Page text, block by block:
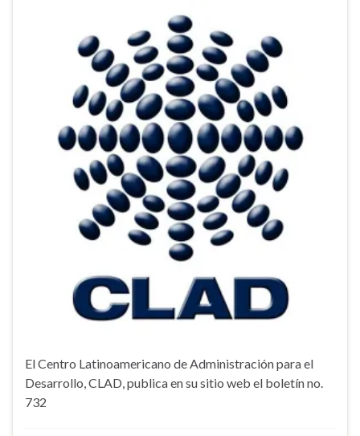
El Centro Latinoamericano de Administración para el
Desarrollo, CLAD, publica en su sitio web el boletín no.
732